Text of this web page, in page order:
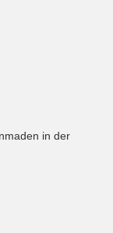
in der